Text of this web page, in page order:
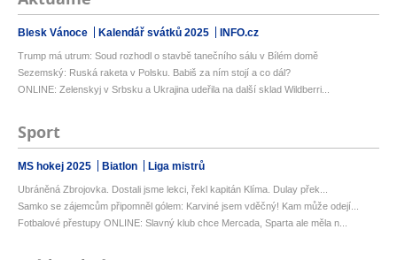
Blesk Vánoce Kalendář svátků 2025 INFO.cz
Trump má utrum: Soud rozhodl o stavbě tanečního sálu v Bílém domě
Sezemský: Ruská raketa v Polsku. Babiš za ním stojí a co dál?
ONLINE: Zelenskyj v Srbsku a Ukrajina udeřila na další sklad Wildberri...
Sport
MS hokej 2025 Biatlon Liga mistrů
Ubráněná Zbrojovka. Dostali jsme lekci, řekl kapitán Klíma. Dulay přek...
Samko se zájemcům připomněl gólem: Karviné jsem vděčný! Kam může odejí...
Fotbalové přestupy ONLINE: Slavný klub chce Mercada, Sparta ale měla n...